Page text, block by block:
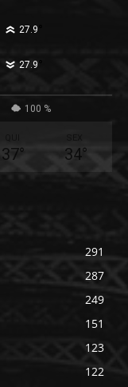
27.9
27.9
100 %
37° 34°
291
287
249
151
123
122